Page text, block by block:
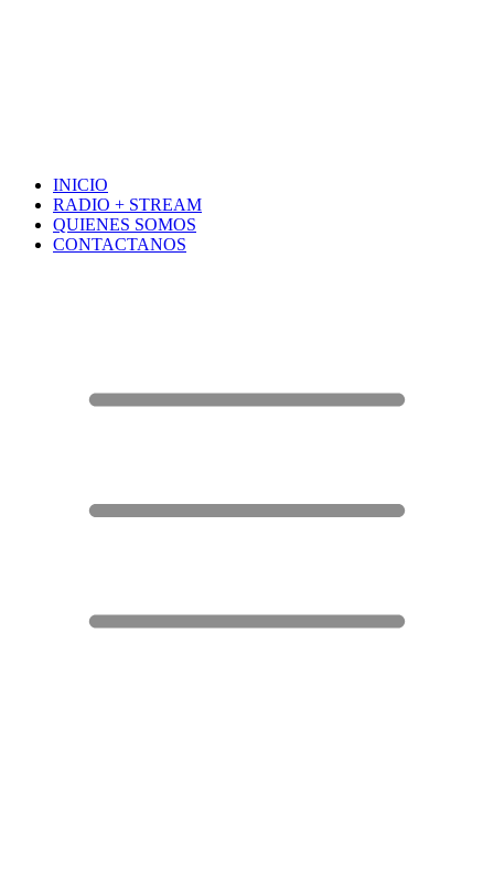
INICIO
RADIO + STREAM
QUIENES SOMOS
CONTACTANOS